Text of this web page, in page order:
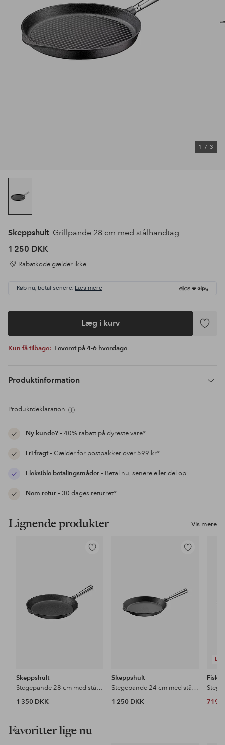
1 / 3
Skeppshult Grillpande 28 cm med stålhandtag
1 250 DKK
Rabatkode gælder ikke
Køb nu, betal senere. Læs mere
Læg i kurv
Tilføj
Kun få tilbage: Leveret på 4-6 hverdage
Produktinformation
Produktdeklaration
Ny kunde?– 40% rabatt på dyreste vare*
Fri fragt– Gælder for postpakker over 599 kr*
Fleksible betalingsmåder– Betal nu, senere eller del op
Nem retur– 30 dages returret*
Vis mere
Lignende produkter
Tilføj
Skeppshult
Stegepande 28 cm med stålhandtag
1 350 DKK
Tilføj
Skeppshult
Stegepande 24 cm med stålhandtag
1 250 DKK
719
Favoritter lige nu